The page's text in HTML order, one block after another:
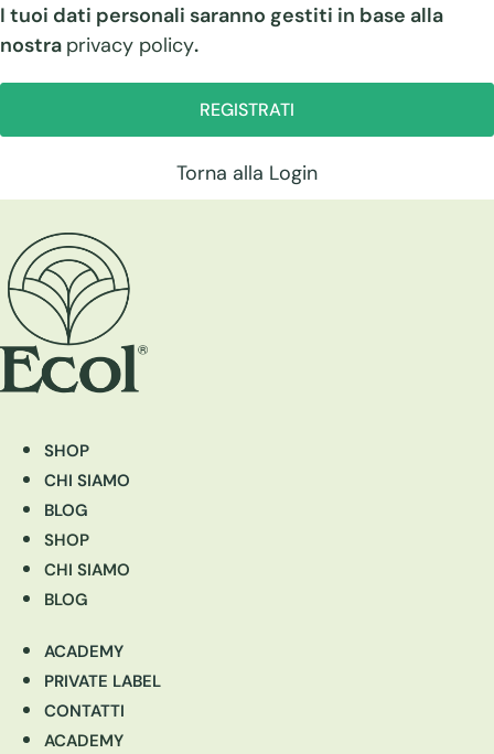
I tuoi dati personali saranno gestiti in base alla
nostra privacy policy.
REGISTRATI
Torna alla Login
SHOP
CHI SIAMO
BLOG
SHOP
CHI SIAMO
BLOG
ACADEMY
PRIVATE LABEL
CONTATTI
ACADEMY